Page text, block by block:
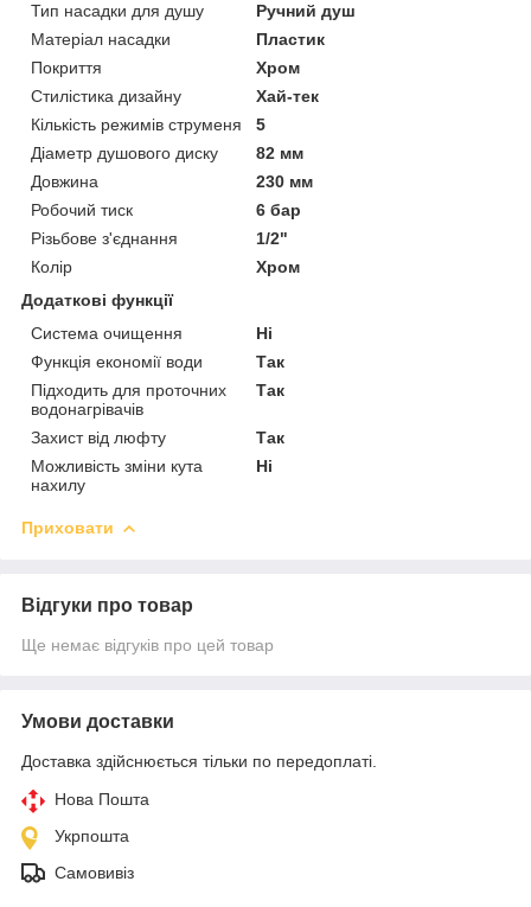
Тип насадки для душу
Ручний душ
Матеріал насадки
Пластик
Покриття
Хром
Стилістика дизайну
Хай-тек
Кількість режимів струменя
5
Діаметр душового диску
82 мм
Довжина
230 мм
Робочий тиск
6 бар
Різьбове з'єднання
1/2"
Колір
Хром
Додаткові функції
Система очищення
Ні
Функція економії води
Так
Підходить для проточних
водонагрівачів
Так
Захист від люфту
Так
Можливість зміни кута
нахилу
Ні
Приховати
Відгуки про товар
Ще немає відгуків про цей товар
Умови доставки
Доставка здійснюється тільки по передоплаті.
Нова Пошта
Укрпошта
Самовивіз